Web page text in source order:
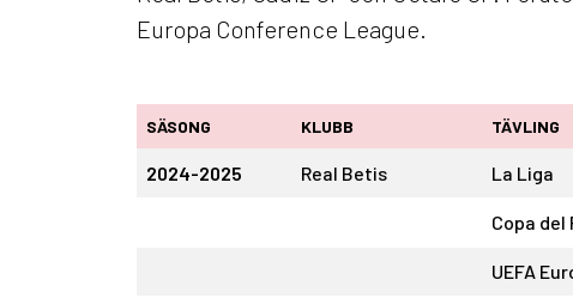
Europa Conference League.
SÄSONG KLUBB TÄVLING
2024-2025 Real Betis La Liga
Copa del
UEFA